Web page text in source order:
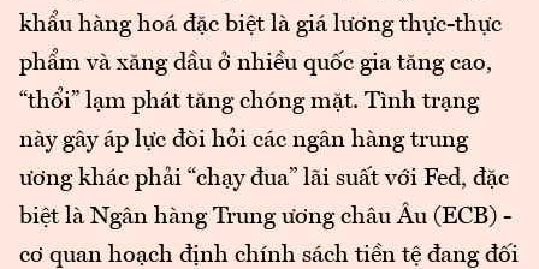
khẩu hàng hoá đặc biệt là giá lương thực-thực
phẩm và xăng dầu ở nhiều quốc gia tăng cao,
“thổi” lạm phát tăng chóng mặt. Tình trạng
này gây áp lực đòi hỏi các ngân hàng trung
ương khác phải “chạy đua” lãi suất với Fed, đặc
biệt là Ngân hàng Trung ương châu Âu (ECB) -
cơ quan hoạch định chính sách tiền tệ đang đối